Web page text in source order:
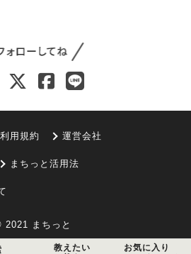
利用規約 運営会社
まちっと活用法
2021 まちっと
教えたい
お気に入り